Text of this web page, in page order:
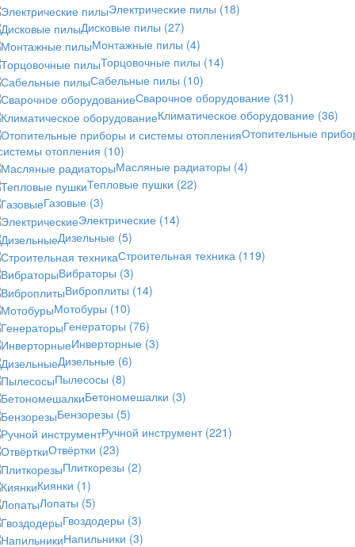
Электрические пилы (18)
Дисковые пилы (27)
Монтажные пилы (4)
Торцовочные пилы (14)
Сабельные пилы (10)
Сварочное оборудование (31)
Климатическое оборудование (36)
Отопительные
отопления (10)
Масляные радиаторы (4)
Тепловые пушки (22)
Газовые (3)
Электрические (14)
Дизельные (5)
Строительная техника (119)
Вибраторы (3)
Виброплиты (14)
Мотобуры (10)
Генераторы (76)
Инверторные (3)
Дизельные (6)
Пылесосы (8)
Бетономешалки (3)
Бензорезы (5)
Ручной инструмент (221)
Отвёртки (23)
Плиткорезы (2)
Киянки (1)
Лопаты (5)
Гвоздодеры (3)
Напильники (3)